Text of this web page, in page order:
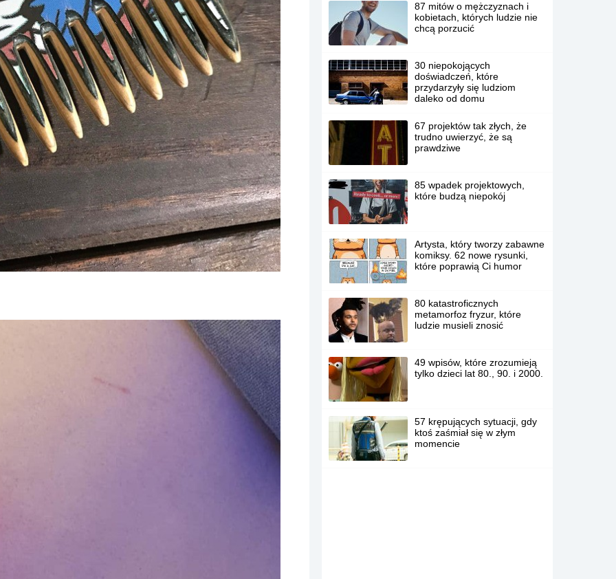
87 mitów o mężczyznach i
kobietach, których ludzie nie
chcą porzucić
30 niepokojących
doświadczeń, które
przydarzyły się ludziom
daleko od domu
67 projektów tak złych, że
trudno uwierzyć, że są
prawdziwe
85 wpadek projektowych,
które budzą niepokój
Artysta, który tworzy zabawne
komiksy. 62 nowe rysunki,
które poprawią Ci humor
80 katastroficznych
metamorfoz fryzur, które
ludzie musieli znosić
49 wpisów, które zrozumieją
tylko dzieci lat 80., 90. i 2000.
57 krępujących sytuacji, gdy
ktoś zaśmiał się w złym
momencie